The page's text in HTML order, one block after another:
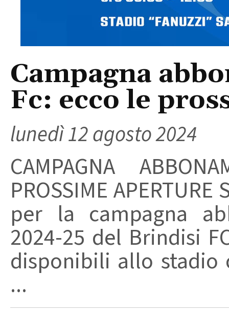
Campagna
Fc: ecco le
lunedì 12 agosto 2024
CAMPAGNA
PROSSIME
per la campagna
2024-25 del Brindisi
disponibili allo stadio
...